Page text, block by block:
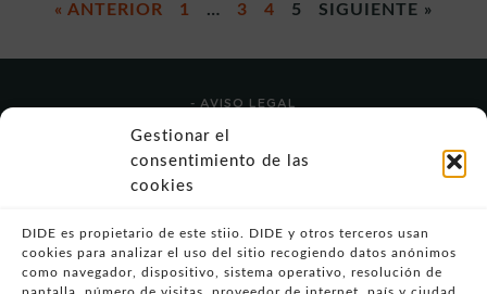
Gestionar el
consentimiento de las
cookies
DIDE es propietario de este stiio. DIDE y otros terceros usan
cookies para analizar el uso del sitio recogiendo datos anónimos
como navegador, dispositivo, sistema operativo, resolución de
« ANTERIOR 1 … 3 4 5 SIGUIENTE »
- AVISO LEGAL
- POLÍTICA DE USO
- POLÍTICA DE PRIVACIDAD
- POLÍTICA DE COOKIES (UE)
VULNERABILIDADES
- CONDICIONES PARTICULARES DE COMPRA